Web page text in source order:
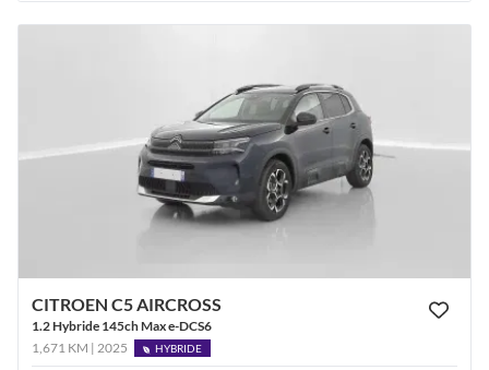
CITROEN C5 AIRCROSS
1.2 Hybride 145ch Max e-DCS6
1,671 KM | 2025
HYBRIDE